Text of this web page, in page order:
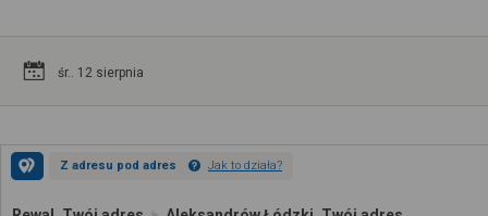
śr.. 12 sierpnia
Z adresu pod adres Jak to działa?